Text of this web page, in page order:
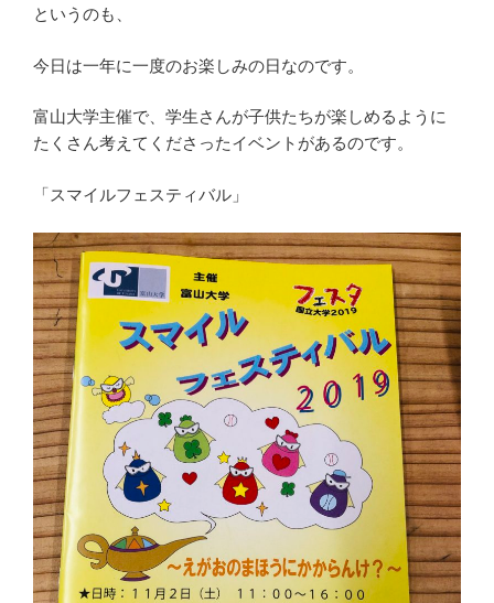
というのも、
今日は一年に一度のお楽しみの日なのです。
富山大学主催で、学生さんが子供たちが楽しめるように
たくさん考えてくださったイベントがあるのです。
「スマイルフェスティバル」